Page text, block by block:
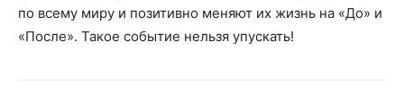
по всему миру и позитивно меняют их жизнь на «До» и
«После». Такое событие нельзя упускать!